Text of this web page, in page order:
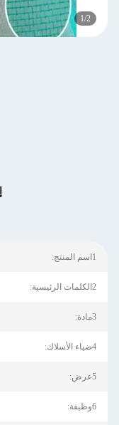
1/2
1اسم المنتج:
2الكلمات الرئيسية:
3مادة:
4ضياء الأسلاك:
5عرض:
6وظيفة: